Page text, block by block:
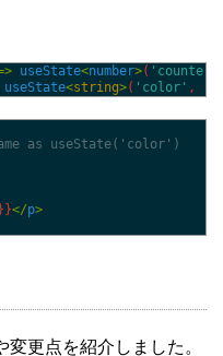
> useState<number>( 'counter'
useState<string>( 'color' ,
as useState('color')
}</p>
更点を紹介しました。